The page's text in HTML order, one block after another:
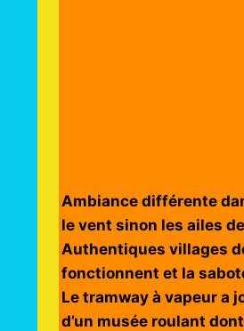
Ambiance différente
le vent sinon les ailes
Authentiques villages
fonctionnent et la
Le tramway à vapeur a
d’un musée roulant